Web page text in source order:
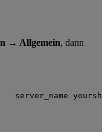
→ Allgemein, dann
server_name you rs h